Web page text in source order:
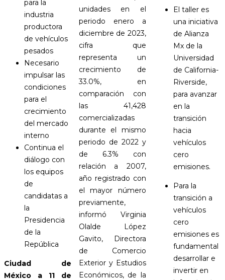
para la
industria
productora
de vehículos
pesados
Necesario
impulsar las
condiciones
para el
crecimiento
del mercado
interno
Continua el
diálogo con
los equipos
de
candidatas a
la
Presidencia
de la
República
Ciudad de
México a 11 de
unidades en el
periodo enero a
diciembre de 2023,
cifra que
representa un
crecimiento de
33.0%, en
comparación con
las 41,428
comercializadas
durante el mismo
periodo de 2022 y
de 6.3% con
relación a 2007,
año registrado con
el mayor número
previamente,
informó Virginia
Olalde López
Gavito, Directora
de Comercio
Exterior y Estudios
Económicos, de la
El taller es
una iniciativa
de Alianza
Mx de la
Universidad
de California-
Riverside,
para avanzar
en la
transición
hacia
vehículos
cero
emisiones.
Para la
transición a
vehículos
cero
emisiones es
fundamental
desarrollar e
invertir en